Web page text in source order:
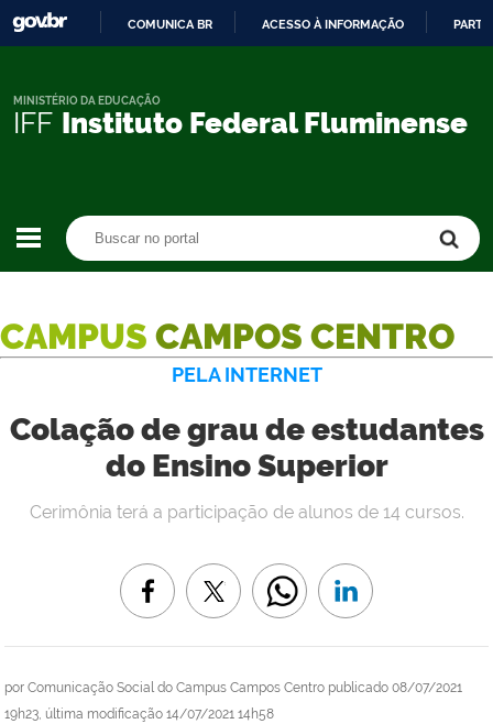
CONTEÚDO
COMUNICA BR ACESSO À INFORMAÇÃO
IFF Instituto Federal Fluminense
MINISTÉRIO DA EDUCAÇÃO
CAMPUS CAMPOS CENTRO
PELA INTERNET
Colação de grau de estudantes
do Ensino Superior
por Comunicação Social do Campus Campos Centro publicado 08/07/2021
19h23, última modificação 14/07/2021 14h58
Cerimônia terá a participação de alunos de 14 cursos.